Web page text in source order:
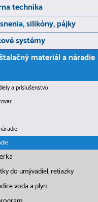
technika
silikóny, pájky
systémy
materiál a náradie
a príslušenstvo
do umývadiel, retiazky
voda a plyn